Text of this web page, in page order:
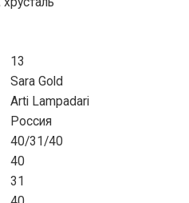
13
Sara Gold
Arti Lampadari
Россия
40/31/40
40
31